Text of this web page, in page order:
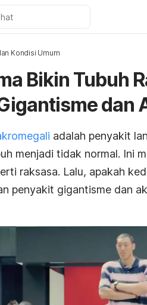
Kondisi Umum
Bikin Tubuh
dan
adalah penyakit
menjadi tidak normal. Ini
raksasa. Lalu, apakah
penyakit gigantisme dan